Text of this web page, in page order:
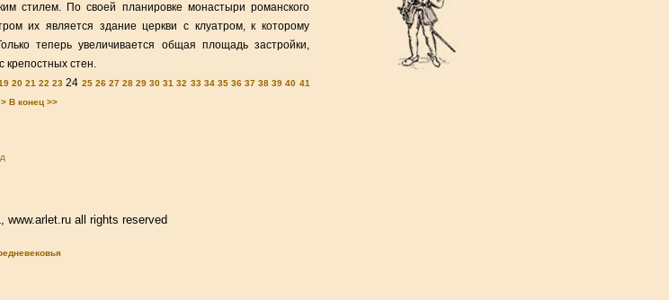
стилем. По своей планировке монастыри романского
их является здание церкви с клуатром, к которому
теперь увеличивается общая площадь застройки,
крепостных стен.
20 21 22 23 24 25 26 27 28 29 30 31 32 33 34 35 36 37 38 39 40 41
В конец >>
www.arlet.ru all rights reserved